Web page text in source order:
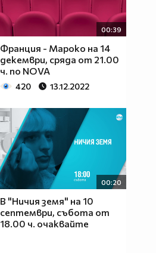
00:39
Франция - Мароко на 14
декември, сряда от 21.00
ч. по NOVA
420 13.12.2022
00:20
В "Ничия земя" на 10
септември, събота от
18.00 ч. очаквайте